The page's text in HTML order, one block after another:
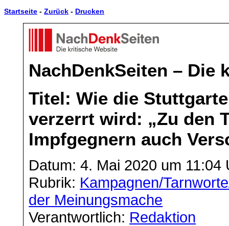
Startseite - Zurück - Drucken
NachDenkSeiten – Die
Titel: Wie die
verzerrt wird: „Zu den
Impfgegnern auch
Datum: 4. Mai 2020 um 11:04
Rubrik: Kampagnen/
der Meinungsmache
Verantwortlich: Redaktion